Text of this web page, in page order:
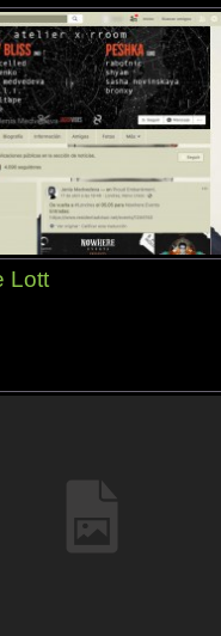
Lott